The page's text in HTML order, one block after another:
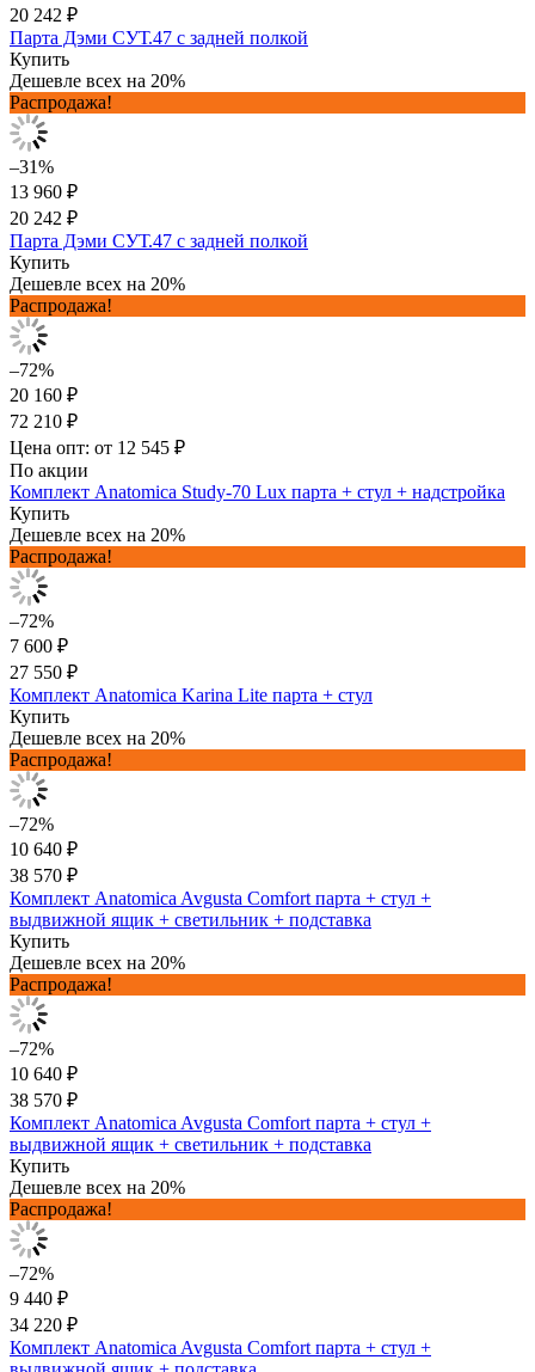
20 242 ₽
Парта Дэми СУТ.47 с задней полкой
Купить
Дешевле всех на 20%
Распродажа!
–31%
13 960 ₽
20 242 ₽
Парта Дэми СУТ.47 с задней полкой
Купить
Дешевле всех на 20%
Распродажа!
–72%
20 160 ₽
72 210 ₽
Цена опт: от 12 545 ₽
По акции
Комплект Anatomica Study-70 Lux парта + стул + надстройка
Купить
Дешевле всех на 20%
Распродажа!
–72%
7 600 ₽
27 550 ₽
Комплект Anatomica Karina Lite парта + стул
Купить
Дешевле всех на 20%
Распродажа!
–72%
10 640 ₽
38 570 ₽
Комплект Anatomica Avgusta Comfort парта + стул +
выдвижной ящик + светильник + подставка
Купить
Дешевле всех на 20%
Распродажа!
–72%
10 640 ₽
38 570 ₽
Комплект Anatomica Avgusta Comfort парта + стул +
выдвижной ящик + светильник + подставка
Купить
Дешевле всех на 20%
Распродажа!
–72%
9 440 ₽
34 220 ₽
Комплект Anatomica Avgusta Comfort парта + стул +